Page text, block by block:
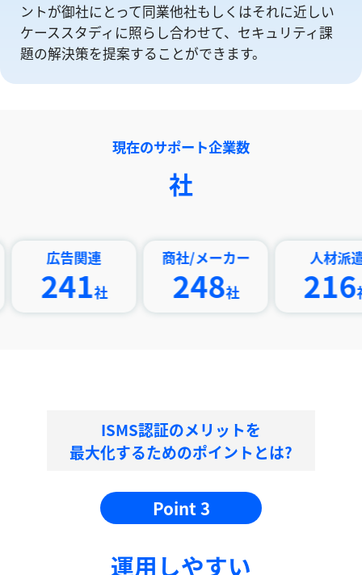
ントが御社にとって同業他社もしくはそれに近しい
ケーススタディに照らし合わせて、セキュリティ課
題の解決策を提案することができます。
現在のサポート企業数
社
告関連
社
商社/メーカー
248社
人材派遣
216社
ISMS認証のメリットを
最大化するためのポイントとは?
Point 3
運⽤しやすい